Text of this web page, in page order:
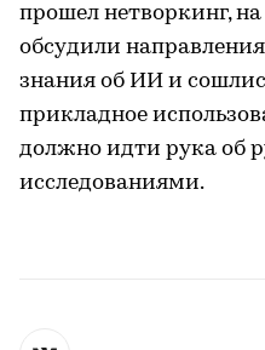
прошел нетворкинг,
обсудили
знания об ИИ и
прикладное
должно идти рука об
исследованиями.